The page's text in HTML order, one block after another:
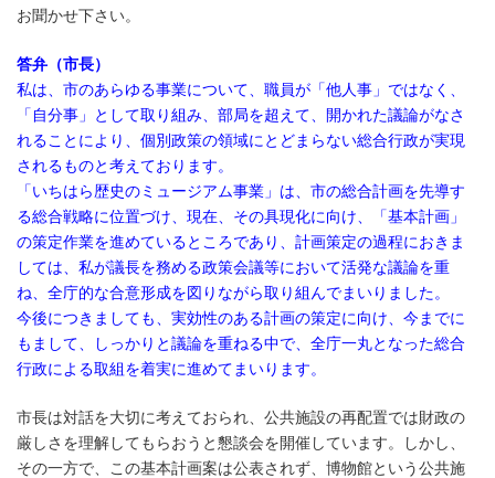
お聞かせ下さい。
答弁（市長）
私は、市のあらゆる事業について、職員が「他人事」ではなく、
「自分事」として取り組み、部局を超えて、開かれた議論がなさ
れることにより、個別政策の領域にとどまらない総合行政が実現
されるものと考えております。
「いちはら歴史のミュージアム事業」は、市の総合計画を先導す
る総合戦略に位置づけ、現在、その具現化に向け、「基本計画」
の策定作業を進めているところであり、計画策定の過程におきま
しては、私が議長を務める政策会議等において活発な議論を重
ね、全庁的な合意形成を図りながら取り組んでまいりました。
今後につきましても、実効性のある計画の策定に向け、今までに
もまして、しっかりと議論を重ねる中で、全庁一丸となった総合
行政による取組を着実に進めてまいります。
市長は対話を大切に考えておられ、公共施設の再配置では財政の
厳しさを理解してもらおうと懇談会を開催しています。しかし、
その一方で、この基本計画案は公表されず、博物館という公共施